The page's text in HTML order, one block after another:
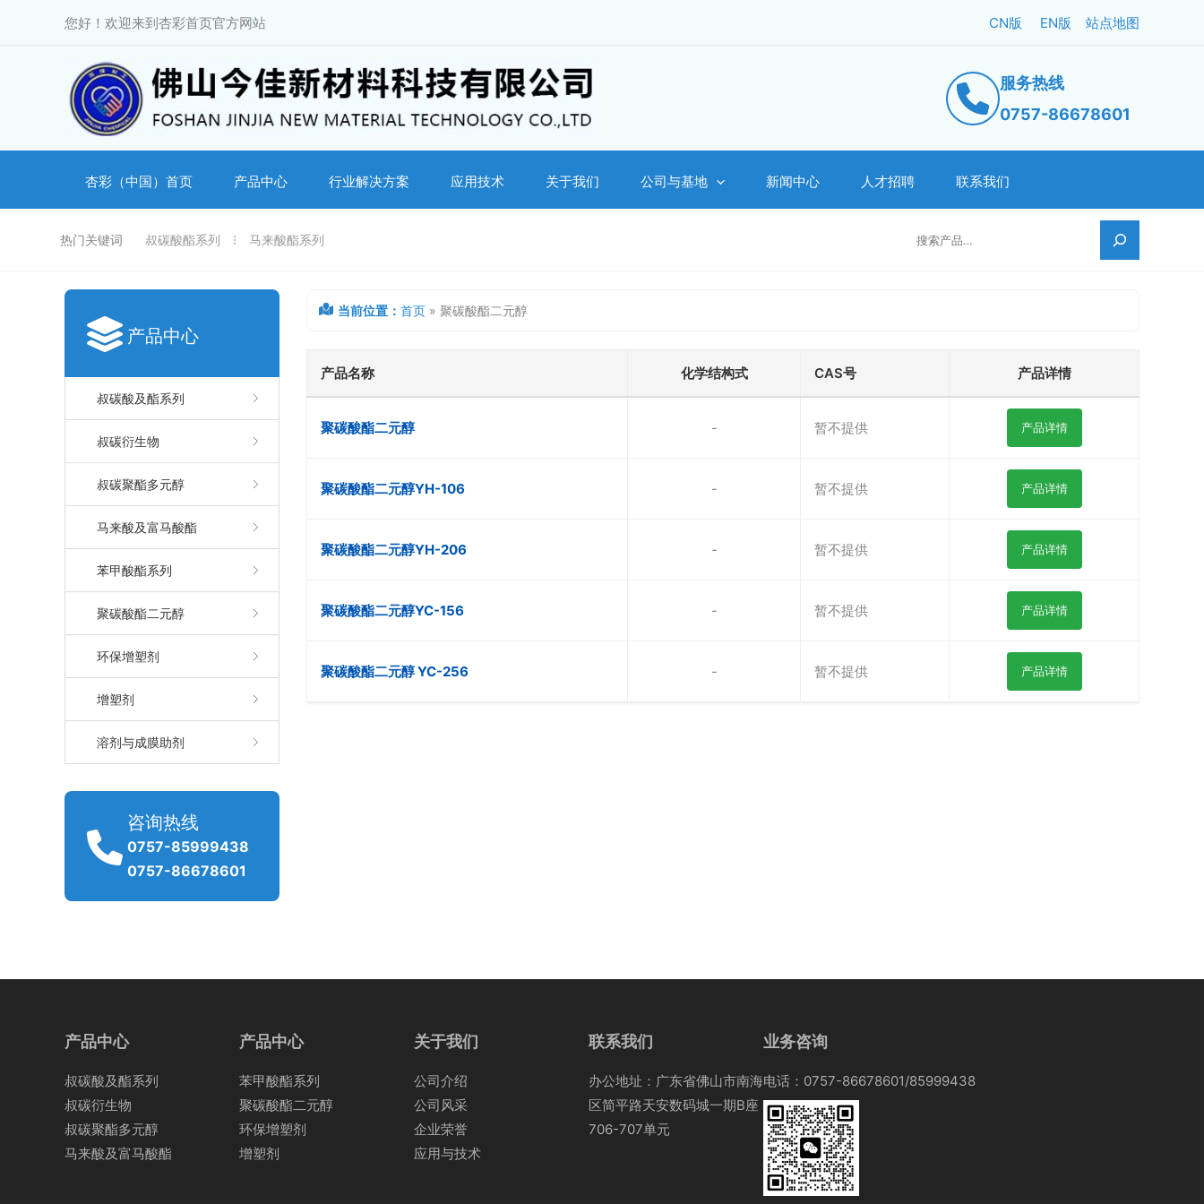
您好！欢迎来到杏彩首页官方网站 CN版 EN版 站点地图
服务热线
0757-86678601
杏彩（中国）首页 产品中心 行业解决方案 应用技术 关于我们 公司与基地 新闻中心 人才招聘 联系我们
热门关键词 叔碳酸酯系列 马来酸酯系列 搜索
产品中心
叔碳酸及酯系列
叔碳衍生物
叔碳聚酯多元醇
马来酸及富马酸酯
苯甲酸酯系列
聚碳酸酯二元醇
环保增塑剂
增塑剂
溶剂与成膜助剂
咨询热线
0757-85999438
0757-86678601
当前位置： 首页 » 聚碳酸酯二元醇
产品名称 化学结构式 CAS号 产品详情
聚碳酸酯二元醇 - 暂不提供 产品详情
聚碳酸酯二元醇YH-106 - 暂不提供 产品详情
聚碳酸酯二元醇YH-206 - 暂不提供 产品详情
聚碳酸酯二元醇YC-156 - 暂不提供 产品详情
聚碳酸酯二元醇 YC-256 - 暂不提供 产品详情
产品中心
叔碳酸及酯系列
叔碳衍生物
叔碳聚酯多元醇
马来酸及富马酸酯
产品中心
苯甲酸酯系列
聚碳酸酯二元醇
环保增塑剂
增塑剂
关于我们
公司介绍
公司风采
企业荣誉
应用与技术
联系我们
办公地址：广东省佛山市南海
区简平路天安数码城一期B座
706-707单元
业务咨询
电话：0757-86678601/85999438